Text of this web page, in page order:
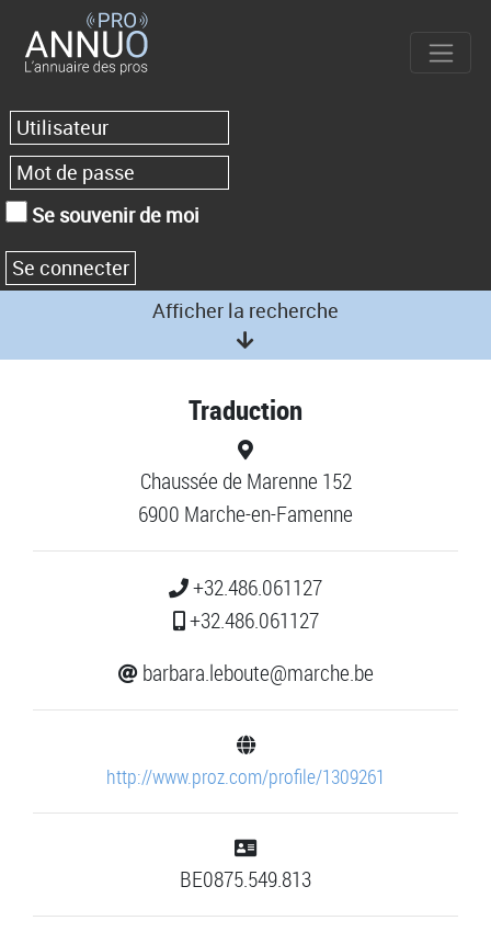
Se souvenir de moi
Afficher la recherche
Traduction
Chaussée de Marenne 152
6900 Marche-en-Famenne
+32.486.061127
+32.486.061127
barbara.leboute@marche.be
http://www.proz.com/profile/1309261
BE0875.549.813